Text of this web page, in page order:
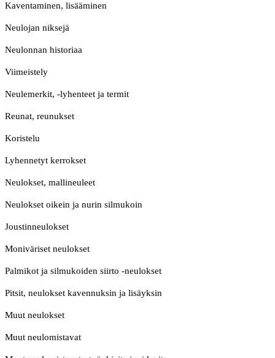
Kaventaminen, lisääminen
Neulojan niksejä
Neulonnan historiaa
Viimeistely
Neulemerkit, -lyhenteet ja termit
Reunat, reunukset
Koristelu
Lyhennetyt kerrokset
Neulokset, mallineuleet
Neulokset oikein ja nurin silmukoin
Joustinneulokset
Moniväriset neulokset
Palmikot ja silmukoiden siirto -neulokset
Pitsit, neulokset kavennuksin ja lisäyksin
Muut neulokset
Muut neulomistavat